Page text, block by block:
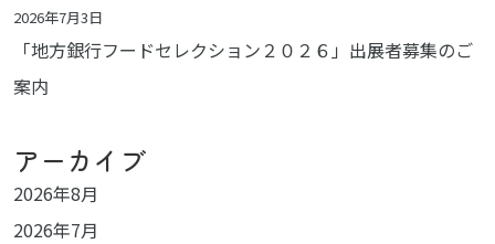
「地方銀行フードセレクション２０２６」出展者募集のご
案内
2026年7月3日
アーカイブ
2026年8月
2026年7月